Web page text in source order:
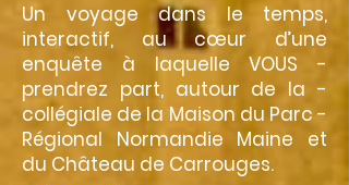
Un voyage dans le temps,
interactif, au cœur d’une
enquête à laquelle VOUS ­
prendrez part, autour de la ­
collégiale de la Maison du Parc ­
Régional ­Normandie Maine et
du Château de Carrouges.